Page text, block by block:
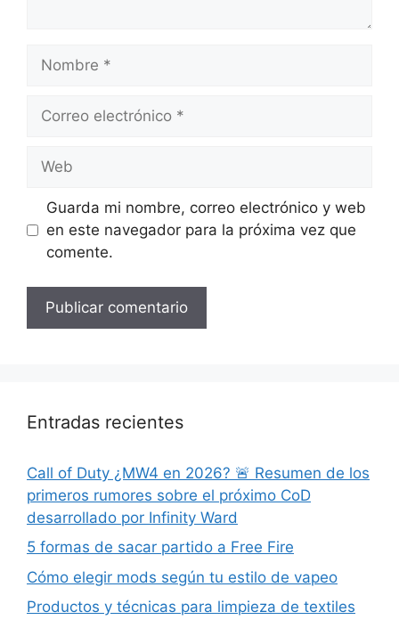
Nombre
Correo
Web
Guarda mi nombre, correo electrónico y web
en este navegador para la próxima vez que
comente.
Entradas recientes
Call of Duty ¿MW4 en 2026? 🚨 Resumen de los
primeros rumores sobre el próximo CoD
desarrollado por Infinity Ward
5 formas de sacar partido a Free Fire
Cómo elegir mods según tu estilo de vapeo
Productos y técnicas para limpieza de textiles